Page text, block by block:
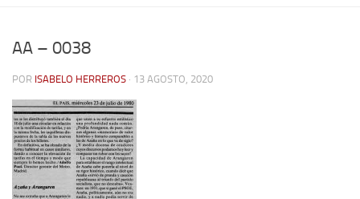
Actividades
Colabora
Contacto
Memoria Histórica
Investigación previa de la represión en Talavera de la Reina (1937-
AA – 0038
POR ISABELO HERREROS · 13 AGOSTO, 2020